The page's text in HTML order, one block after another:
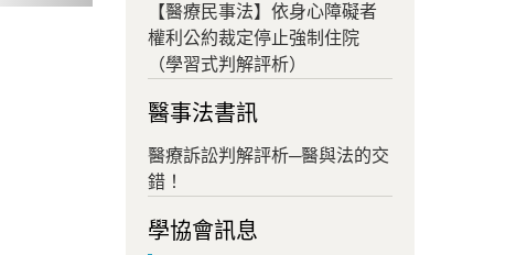
【醫療民事法】依身心障礙者
權利公約裁定停止強制住院
（學習式判解評析）
醫事法書訊
醫療訴訟判解評析─醫與法的交
錯！
學協會訊息